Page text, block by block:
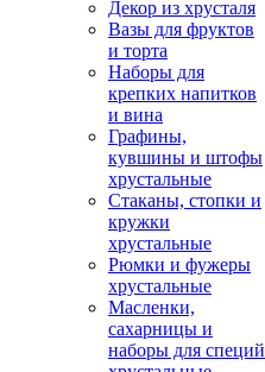
Декор из хрусталя
Вазы для фруктов
и торта
Наборы для
крепких напитков
и вина
Графины,
кувшины и штофы
хрустальные
Стаканы, стопки и
кружки
хрустальные
Рюмки и фужеры
хрустальные
Масленки,
сахарницы и
наборы для специй